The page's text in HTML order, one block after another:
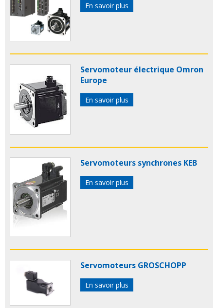
En savoir plus
Servomoteur électrique Omron
Europe
En savoir plus
Servomoteurs synchrones KEB
En savoir plus
Servomoteurs GROSCHOPP
En savoir plus